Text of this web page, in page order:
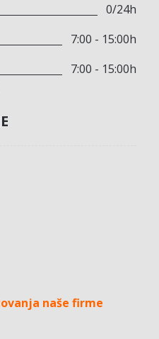
0/24h
7:00 - 15:00h
7:00 - 15:00h
naše firme